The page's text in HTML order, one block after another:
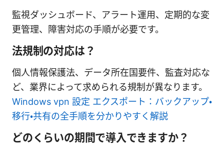
監視ダッシュボード、アラート運用、定期的な変
更管理、障害対応の手順が必要です。
法規制の対応は？
個人情報保護法、データ所在国要件、監査対応な
ど、業界によって求められる規制が異なります。
Windows vpn 設定 エクスポート：バックアップ・
移行・共有の全手順を分かりやすく解説
どのくらいの期間で導入できますか？